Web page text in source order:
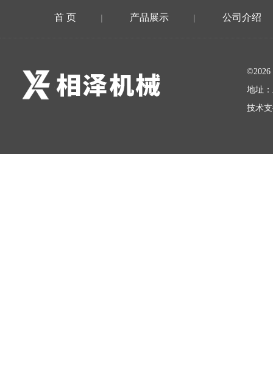
首 页 | 产品展示 | 公司介绍
地址
技术